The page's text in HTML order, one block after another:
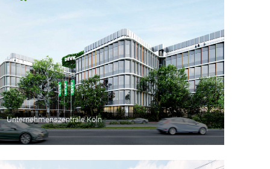
Unternehmenszentrale Köln